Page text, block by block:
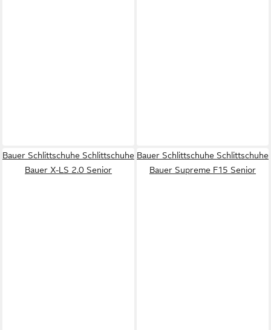
Bauer Schlittschuhe Schlittschuhe
Bauer X-LS 2.0 Senior
Bauer Schlittschuhe Schlittschuhe
Bauer Supreme F15 Senior